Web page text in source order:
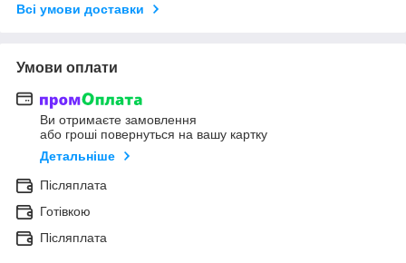
Всі умови доставки
Умови оплати
Ви отримаєте замовлення
або гроші повернуться на вашу картку
Детальніше
Післяплата
Готівкою
Післяплата